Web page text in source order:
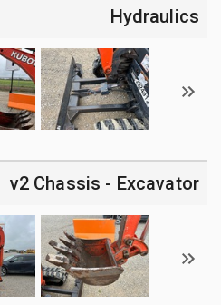
Hydraulics
v2 Chassis - Excavator